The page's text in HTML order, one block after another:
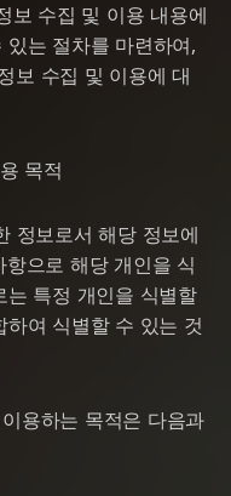
보 수집 및 이용 내용에
는 절차를 마련하여,
보 수집 및 이용에 대
목적
정보로서 해당 정보에
으로 해당 개인을 식
는 특정 개인을 식별할
여 식별할 수 있는 것
용하는 목적은 다음과